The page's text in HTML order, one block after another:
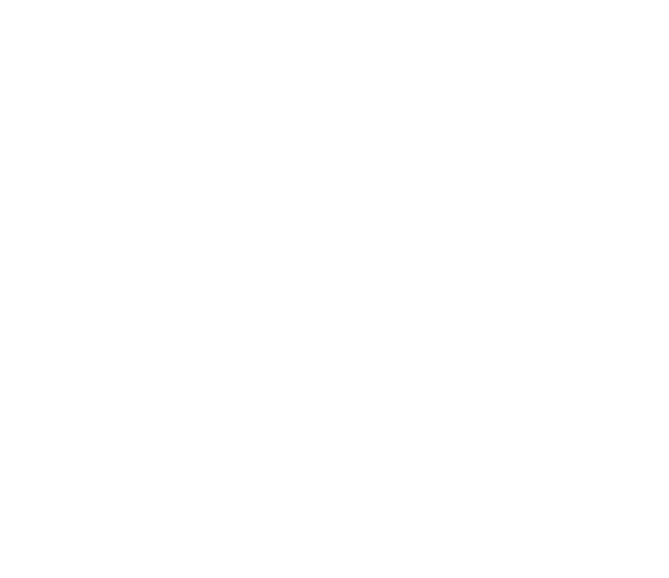
inicio de sesión único,
de reconocimiento. Los